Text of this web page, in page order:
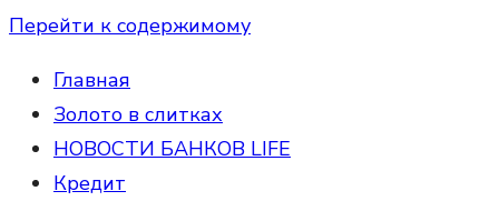
Перейти к содержимому
Главная
Золото в слитках
НОВОСТИ БАНКОВ LIFE
Кредит